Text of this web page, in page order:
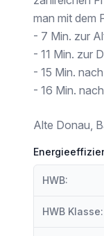
Höhere
Nahversorgung
Supermarkt
Bäckerei
Geldautomat
Post <500m
Polizei <750m
Bus <250m
man mit dem
- 7 Min. zur
- 11 Min. zur
- 15 Min.
- 16 Min.
Alte Donau,
HWB:
HWB Klasse: